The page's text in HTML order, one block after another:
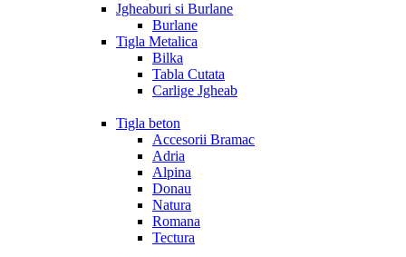
Jgheaburi si Burlane
Burlane
Tigla Metalica
Bilka
Tabla Cutata
Carlige Jgheab
Tigla beton
Accesorii Bramac
Adria
Alpina
Donau
Natura
Romana
Tectura